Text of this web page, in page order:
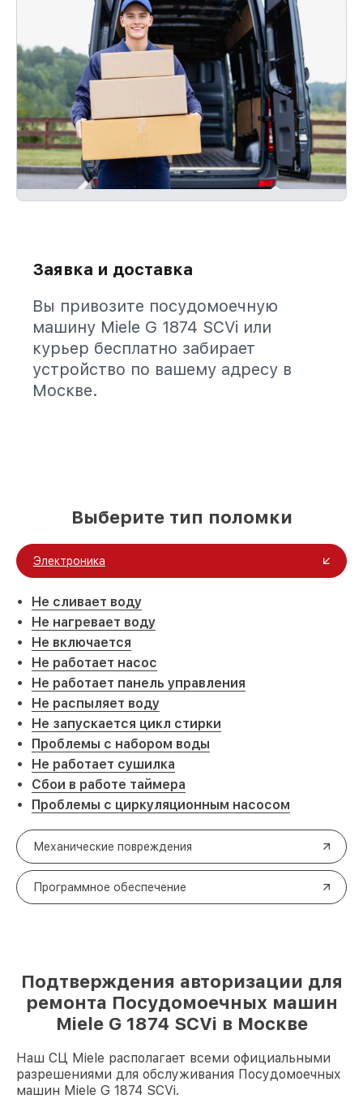
Заявка и доставка
Вы привозите посудомоечную
машину Miele G 1874 SCVi или
курьер бесплатно забирает
устройство по вашему адресу в
Москве.
Выберите тип поломки
Электроника
Не сливает воду
Не нагревает воду
Не включается
Не работает насос
Не работает панель управления
Не распыляет воду
Не запускается цикл стирки
Проблемы с набором воды
Не работает сушилка
Сбои в работе таймера
Проблемы с циркуляционным насосом
Механические повреждения
Программное обеспечение
Подтверждения авторизации для
ремонта Посудомоечных машин
Miele G 1874 SCVi в Москве
Наш СЦ Miele располагает всеми официальными
разрешениями для обслуживания Посудомоечных
машин Miele G 1874 SCVi.